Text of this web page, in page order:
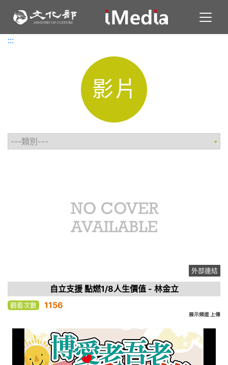
:::
:::
影片
外部連結
自立支援 點燃1/8人生價值 - 林金立
觀看次數 1156
展示頻道 上傳